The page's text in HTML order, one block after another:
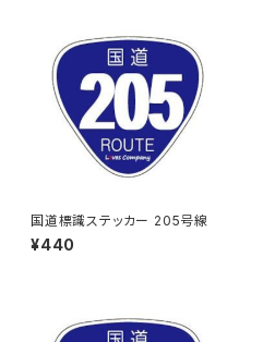
国道標識ステッカー 205号線
¥440